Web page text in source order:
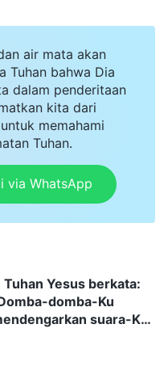
kami tentang rahasia
suara Tuhan.
air mata akan
Tuhan bahwa Dia
dalam penderitaan
kita dari
memahami
Tuhan.
via WhatsApp
Tuhan Yesus berkata:
domba-Ku
suara-Ku”